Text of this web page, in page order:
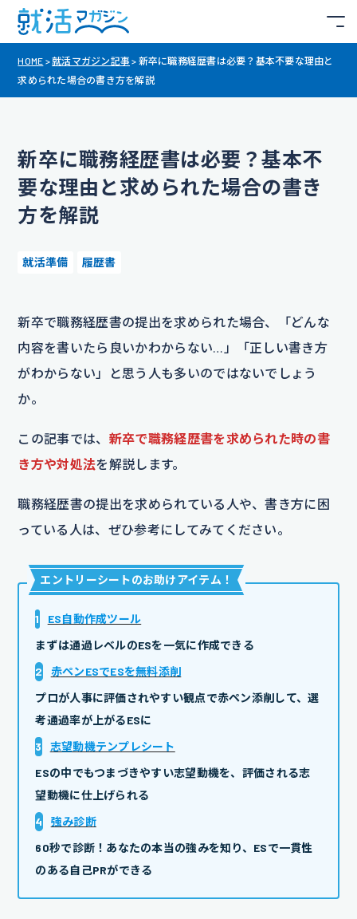
HOME >就活マガジン記事 > 新卒に職務経歴書は必要？基本不要な理由と
求められた場合の書き方を解説
新卒に職務経歴書は必要？基本不
要な理由と求められた場合の書き
方を解説
就活準備 履歴書
新卒で職務経歴書の提出を求められた場合、「どんな
内容を書いたら良いかわからない…」「正しい書き方
がわからない」と思う人も多いのではないでしょう
か。
この記事では、 新卒で職務経歴書を求められた時の書
き方や対処法を解説します。
職務経歴書の提出を求められている人や、書き方に困
っている人は、ぜひ参考にしてみてください。
エントリーシートのお助けアイテム ！
1
ES自動作成ツール
まずは通過レベルのESを一気に作成できる
2
赤ペンESでESを無料添削
プロが人事に評価されやすい観点で赤ペン添削して、選
考通過率が上がるESに
3
志望動機テンプレシート
ESの中でもつまづきやすい志望動機を、評価される志
望動機に仕上げられる
4
強み診断
60秒で診断！あなたの本当の強みを知り、ESで一貫性
のある自己PRができる